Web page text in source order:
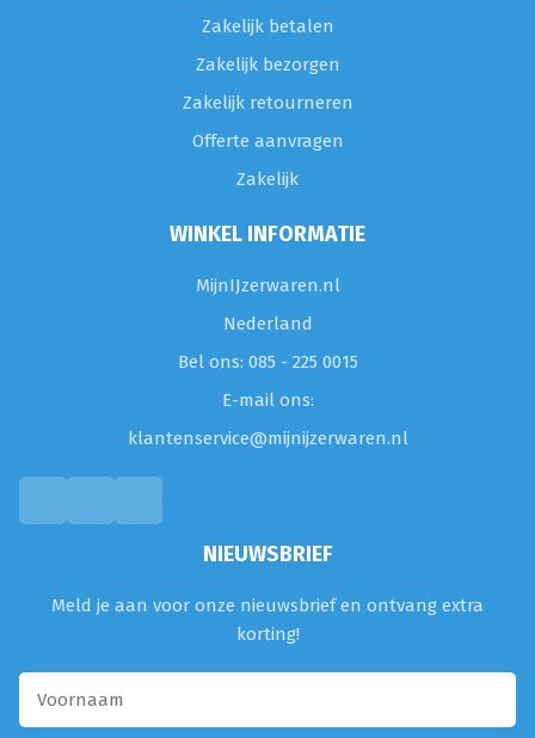
Zakelijk betalen
Zakelijk bezorgen
Zakelijk retourneren
Offerte aanvragen
Zakelijk
WINKEL INFORMATIE
MijnIJzerwaren.nl
Nederland
Bel ons: 085 - 225 0015
E-mail ons:
klantenservice@mijnijzerwaren.nl
NIEUWSBRIEF
Meld je aan voor onze nieuwsbrief en ontvang extra
korting!